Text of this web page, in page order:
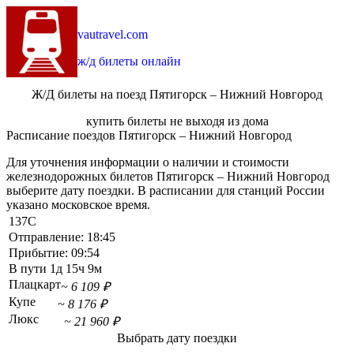
vautravel.com
ж/д билеты онлайн
Ж/Д билеты на поезд Пятигорск – Нижний Новгород
купить билеты не выходя из дома
Расписание поездов Пятигорск – Нижний Новгород
Для уточнения информации о наличии и стоимости
железнодорожных билетов Пятигорск – Нижний Новгород
выберите дату поездки. В расписании для станций России
указано московское время.
137С
Отправление: 18:45
Прибытие: 09:54
В пути 1д 15ч 9м
Плацкарт~ 6 109 ₽
Купе
~ 8 176 ₽
Люкс
~ 21 960 ₽
Выбрать дату поездки